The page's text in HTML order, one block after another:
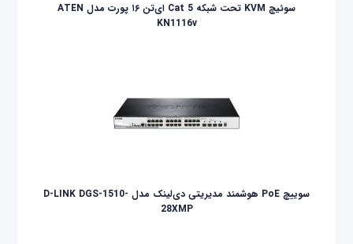
سوئیچ KVM تحت شبکه Cat 5 ای‌تن ۱۶ پورت مدل ATEN
KN1116v
سوییچ PoE هوشمند مدیریتی دی‌لینک مدل D-LINK DGS-1510-
28XMP